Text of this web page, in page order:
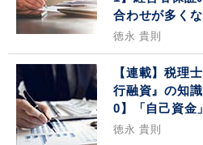
合わせが多く
徳永 貴則
【連載】税理
行融資』の知
0】「自己資金
徳永 貴則